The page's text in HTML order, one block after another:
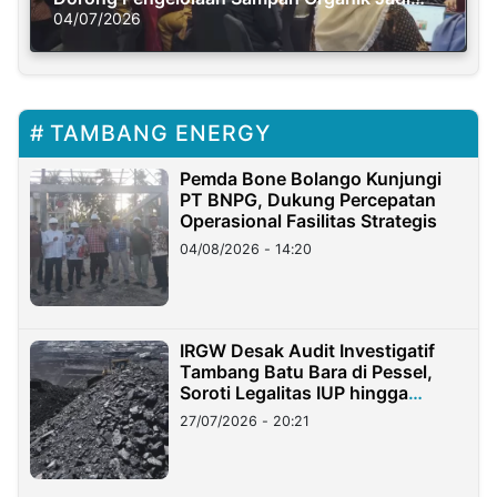
Solusi Krisis Iklim
04/07/2026
TAMBANG ENERGY
Pemda Bone Bolango Kunjungi
PT BNPG, Dukung Percepatan
Operasional Fasilitas Strategis
04/08/2026 - 14:20
IRGW Desak Audit Investigatif
Tambang Batu Bara di Pessel,
Soroti Legalitas IUP hingga
Stockpile
27/07/2026 - 20:21